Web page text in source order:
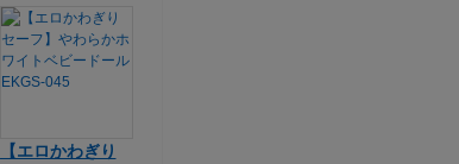
【エロかわぎり